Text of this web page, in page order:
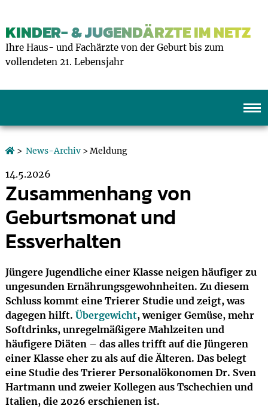
KINDER- & JUGENDÄRZTE IM NETZ
Ihre Haus- und Fachärzte von der Geburt bis zum
vollendeten 21. Lebensjahr
> News-Archiv> Meldung
14.5.2026
Zusammenhang von
Geburtsmonat und
Essverhalten
Jüngere Jugendliche einer Klasse neigen häufiger zu
ungesunden Ernährungsgewohnheiten. Zu diesem
Schluss kommt eine Trierer Studie und zeigt, was
dagegen hilft. Übergewicht, weniger Gemüse, mehr
Softdrinks, unregelmäßigere Mahlzeiten und
häufigere Diäten – das alles trifft auf die Jüngeren
einer Klasse eher zu als auf die Älteren. Das belegt
eine Studie des Trierer Personalökonomen Dr. Sven
Hartmann und zweier Kollegen aus Tschechien und
Italien, die 2026 erschienen ist.